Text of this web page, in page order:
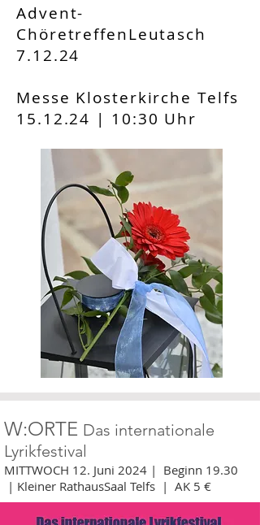
Advent-
ChöretreffenLeutasch
7.12.24
Messe Klosterkirche Telfs
15.12.24 | 10:30 Uhr
W:ORTE Das internationale
Lyrikfestival
MITTWOCH 12. Juni 2024 | Beginn 19.30
| Kleiner RathausSaal Telfs | AK 5 €